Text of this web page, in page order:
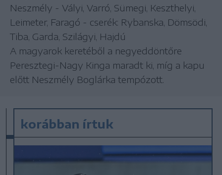
Neszmély - Vályi, Varró, Sümegi, Keszthelyi,
Leimeter, Faragó - cserék: Rybanska, Dömsödi,
Tiba, Garda, Szilágyi, Hajdú
A magyarok keretéből a negyeddöntőre
Peresztegi-Nagy Kinga maradt ki, míg a kapu
előtt Neszmély Boglárka tempózott.
korábban írtuk